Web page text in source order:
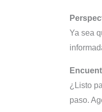
Ya sea
¿Listo
paso.